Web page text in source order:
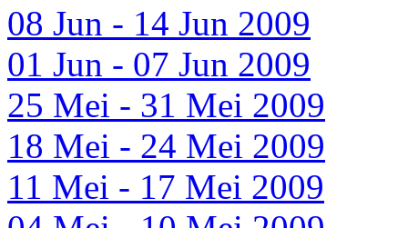
08 Jun - 14 Jun 2009
01 Jun - 07 Jun 2009
25 Mei - 31 Mei 2009
18 Mei - 24 Mei 2009
11 Mei - 17 Mei 2009